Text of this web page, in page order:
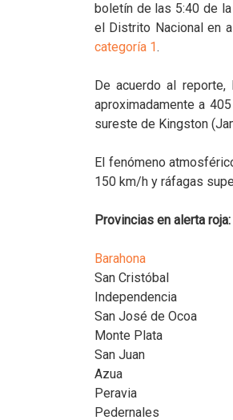
boletín de las 5:40 de
el Distrito Nacional en
categoría 1.
De acuerdo al
aproximadamente a
sureste de Kingston
El fenómeno
150 km/h y ráfagas
Provincias en alerta roja:
Barahona
San Cristóbal
Independencia
San José de Ocoa
Monte Plata
San Juan
Azua
Peravia
Pedernales